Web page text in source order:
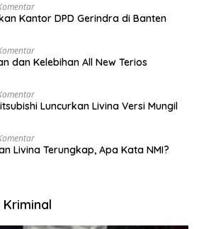
Kantor DPD Gerindra di Banten
dan Kelebihan All New Terios
Luncurkan Livina Versi Mungil
Livina Terungkap, Apa Kata NMI?